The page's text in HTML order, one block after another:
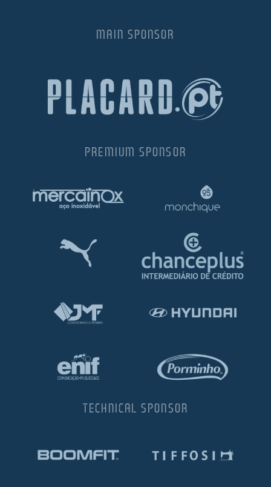
MAIN SPONSOR
PREMIUM SPONSOR
TECHNICAL SPONSOR